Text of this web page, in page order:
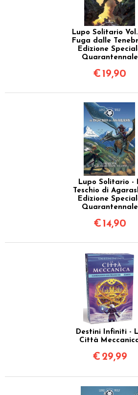
Lupo Solitario
Fuga dalle
Edizione
Quarantennale
€ 19,90
Lupo Solitario - Il
Teschio di
Edizione
Quarantennale
€ 14,90
Destini Infiniti -
Città
€ 29,99